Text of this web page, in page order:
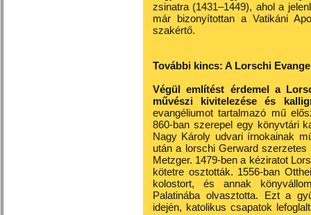
zsinatra (1431–1449), ahol a
már bizonyítottan a Vatikáni
szakértő.
További kincs: A Lorschi
Végül említést érdemel a
művészi kivitelezése és
evangéliumot tartalmazó mű
860-ban szerepel egy könyvtári
Nagy Károly udvari írnokainak
után a lorschi Gerward
Metzger. 1479-ben a kéziratot
kötetre osztották. 1556-ban
kolostort, és annak
Palatinába olvasztotta. Ezt a
idején, katolikus csapatok